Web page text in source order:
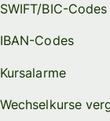
SWIFT/BIC-Codes
IBAN-Codes
Kursalarme
Wechselkurse